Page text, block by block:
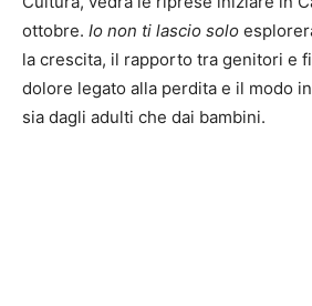
ottobre. Io non ti lascio solo
la crescita, il rapporto tra genitori e
dolore legato alla perdita e il modo
sia dagli adulti che dai bambini.